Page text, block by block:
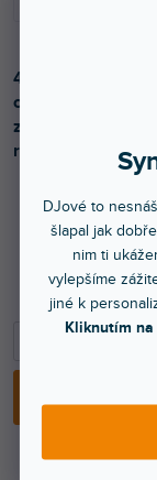
DJové to
šlapal jak
nim ti
vylepšíme
jiné k
Kliknutím na
829 Kč
729 Kč
602 Kč bez DPH
4 Ohmový
odvětrávaným
zvuku. Ideální pro
reproduktory.